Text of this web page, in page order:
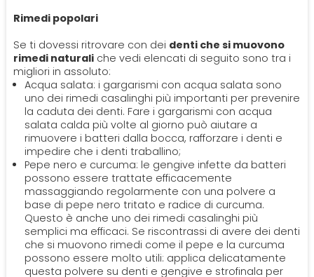
Rimedi popolari
Se ti dovessi ritrovare con dei denti che si muovono
rimedi naturaliche vedi elencati di seguito sono tra i
migliori in assoluto:
Acqua salata: i gargarismi con acqua salata sono
uno dei rimedi casalinghi più importanti per prevenire
la caduta dei denti. Fare i gargarismi con acqua
salata calda più volte al giorno può aiutare a
rimuovere i batteri dalla bocca, rafforzare i denti e
impedire che i denti traballino;
Pepe nero e curcuma: le gengive infette da batteri
possono essere trattate efficacemente
massaggiando regolarmente con una polvere a
base di pepe nero tritato e radice di curcuma.
Questo è anche uno dei rimedi casalinghi più
semplici ma efficaci. Se riscontrassi di avere dei denti
che si muovono rimedi come il pepe e la curcuma
possono essere molto utili: applica delicatamente
questa polvere su denti e gengive e strofinala per